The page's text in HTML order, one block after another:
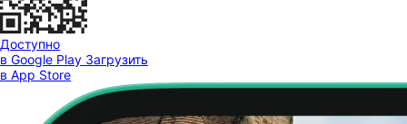
Доступно
в Google Play Загрузить
в App Store